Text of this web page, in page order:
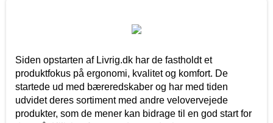
Siden opstarten af Livrig.dk har de fastholdt et
produktfokus på ergonomi, kvalitet og komfort. De
startede ud med bæreredskaber og har med tiden
udvidet deres sortiment med andre velovervejede
produkter, som de mener kan bidrage til en god start for